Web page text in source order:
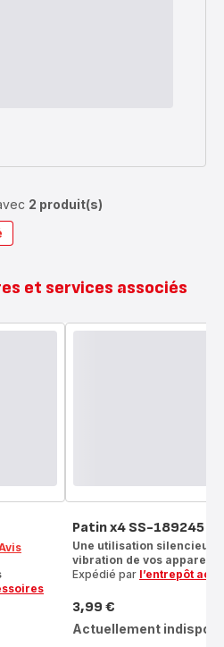
2 produit(s)
et services associés
Patin x4 SS-189245
Une utilisation silencieuse
vibration de vos appareils
Expédié par l’entrepôt
Prix
3,99 €
Actuellement